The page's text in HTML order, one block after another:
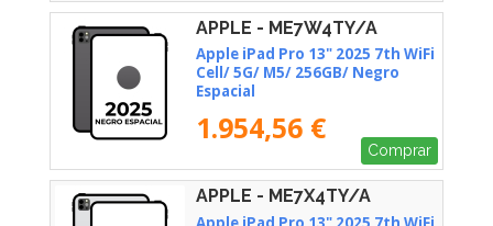
APPLE - ME7W4TY/A
Apple iPad Pro 13" 2025 7th WiFi
Cell/ 5G/ M5/ 256GB/ Negro
Espacial
1.954,56 €
Comprar
APPLE - ME7X4TY/A